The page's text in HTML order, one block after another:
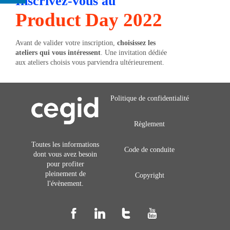
Product Day 2022
Avant de valider votre inscription, choisissez les
ateliers qui vous intéressent . Une invitation dédiée
aux ateliers choisis vous parviendra ultérieurement.
Toutes les informations
dont vous avez besoin
pour profiter
pleinement de
l'évènement.
Politique de confidentialité
Règlement
Code de conduite
Copyright